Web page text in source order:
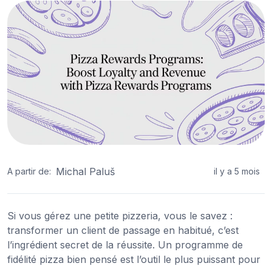
A partir de: Michal Paluš il y a 5 mois
Si vous gérez une petite pizzeria, vous le savez :
transformer un client de passage en habitué, c’est
l’ingrédient secret de la réussite. Un programme de
fidélité pizza bien pensé est l’outil le plus puissant pour